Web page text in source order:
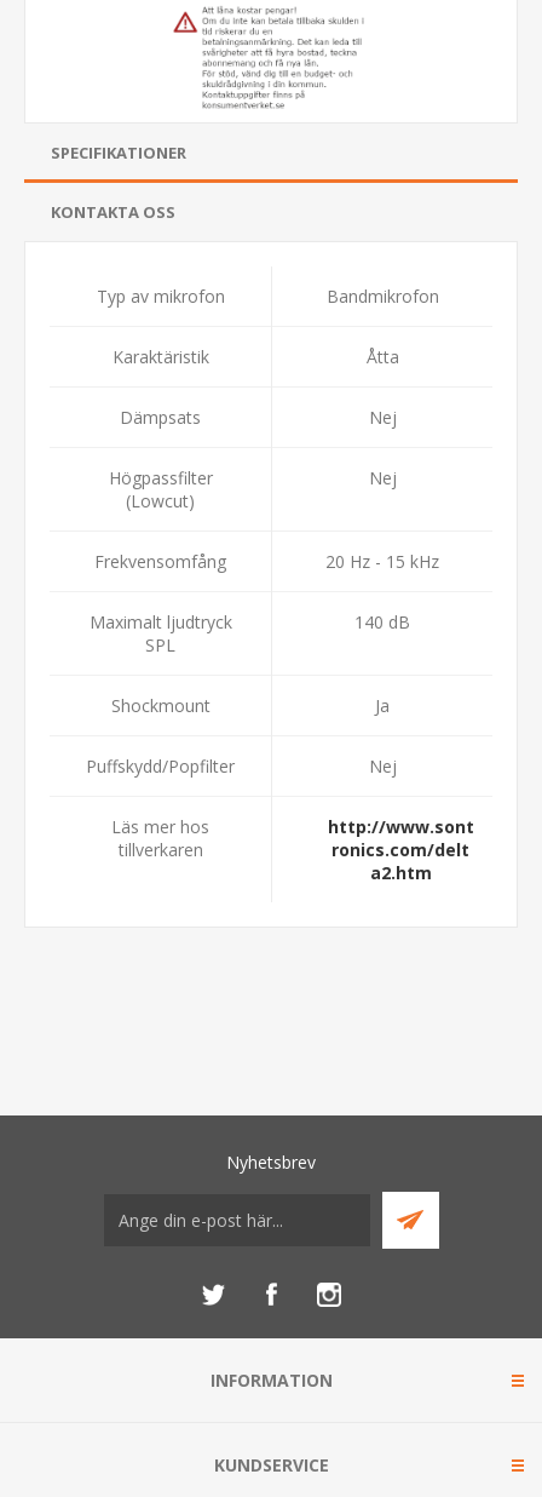
SPECIFIKATIONER
KONTAKTA OSS
Typ av mikrofon Bandmikrofon
Karaktäristik Åtta
Dämpsats Nej
Högpassfilter
(Lowcut)
Nej
Frekvensomfång 20 Hz - 15 kHz
Maximalt ljudtryck
SPL
140 dB
Shockmount Ja
Puffskydd/Popfilter Nej
Läs mer hos
tillverkaren
http://www.sont
ronics.com/delt
a2.htm
Nyhetsbrev
INFORMATION
KUNDSERVICE